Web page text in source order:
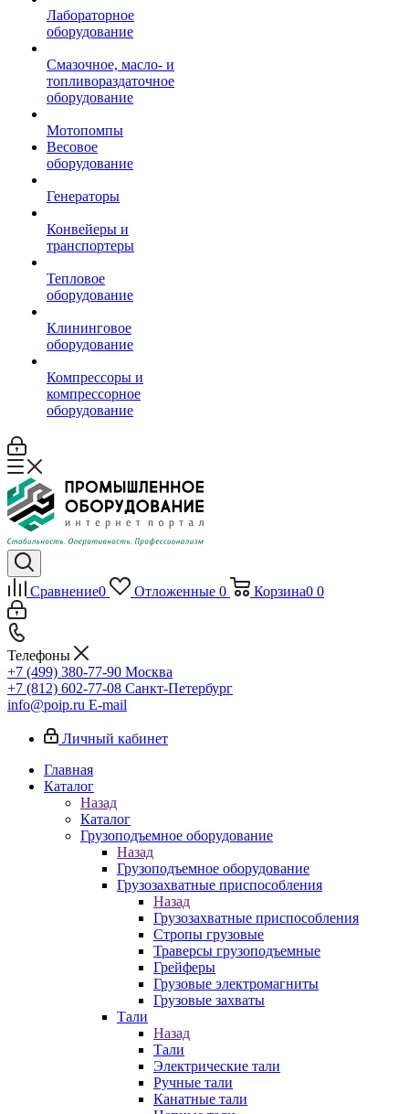
Лабораторное
оборудование
Смазочное, масло- и
топливораздаточное
оборудование
Мотопомпы
Весовое
оборудование
Генераторы
Конвейеры и
транспортеры
Тепловое
оборудование
Клининговое
оборудование
Компрессоры и
компрессорное
оборудование
Сравнение0 Отложенные 0 Корзина0 0
Телефоны
+7 (499) 380-77-90 Москва
+7 (812) 602-77-08 Санкт-Петербург
info@poip.ru E-mail
Личный кабинет
Главная
Каталог
Назад
Каталог
Грузоподъемное оборудование
Назад
Грузоподъемное оборудование
Грузозахватные приспособления
Назад
Грузозахватные приспособления
Стропы грузовые
Траверсы грузоподъемные
Грейферы
Грузовые электромагниты
Грузовые захваты
Тали
Назад
Тали
Электрические тали
Ручные тали
Канатные тали